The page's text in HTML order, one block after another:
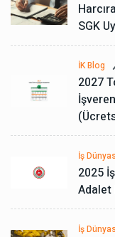
SGK
İK Blog
2027
İş
2025
Adalet
İş